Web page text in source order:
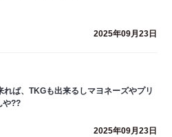
2025年09月23日
ば、TKGも出来るしマヨネーズやプリ
や??
2025年09月23日